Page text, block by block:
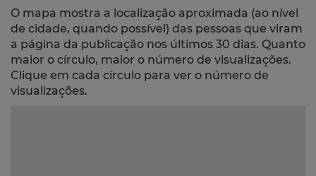
O mapa mostra a localização aproximada (ao nível
de cidade, quando possível) das pessoas que viram
a página da publicação nos últimos 30 dias. Quanto
maior o círculo, maior o número de visualizações.
Clique em cada círculo para ver o número de
visualizações.